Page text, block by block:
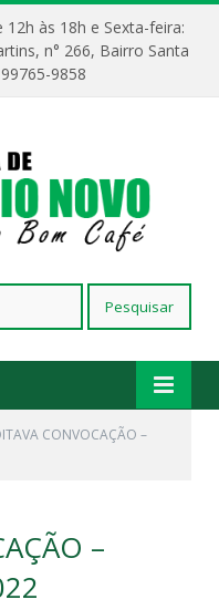
às 18h e Sexta-feira:
n° 266, Bairro Santa
9858
CONVOCAÇÃO –
–